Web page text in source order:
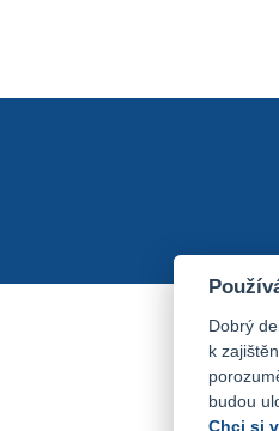
Dobrý
k
budou
Chci si